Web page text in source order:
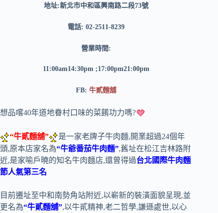
地址:新北市中和區興南路二段73號
電話: 02-2511-8239
營業時間:
11:00am14:30pm ;17:00pm21:00pm
FB: 牛貳麵舖
想品嚐40年道地眷村口味的菜餚功力嗎?
“牛貳麵舖”
是一家老牌子牛肉麵,開業超過24個年
頭,原本店家名為“牛爺番茄牛肉麵”,舊址在松江吉林路附
近,是家喻戶曉的知名牛肉麵店,還曾得過台北國際牛肉麵
節人氣第三名
目前遷址至中和南勢角站附近,以嶄新的裝潢面貌呈現,並
更名為“牛貳麵舖”,以牛貳精神,老二哲學,謙遜處世,以心